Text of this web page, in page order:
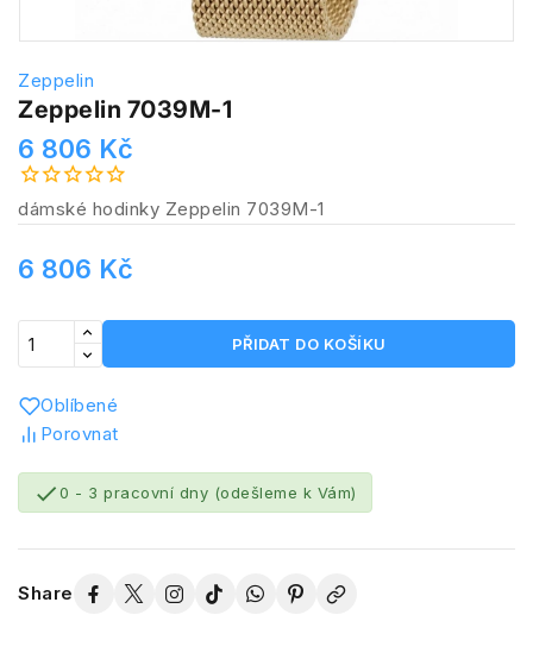
Zeppelin
Zeppelin 7039M-1
6 806 Kč
dámské hodinky Zeppelin 7039M-1
6 806 Kč
PŘIDAT DO KOŠÍKU
Oblíbené
Porovnat
0 - 3 pracovní dny (odešleme k Vám)
Share